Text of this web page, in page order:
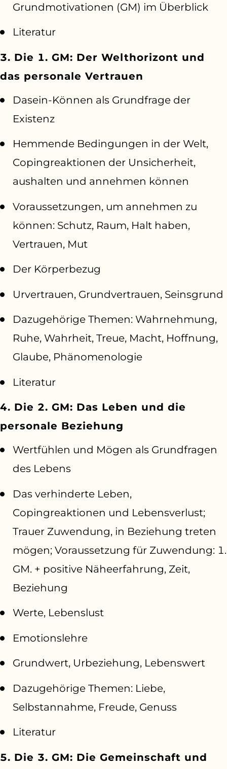
Grundmotivationen (GM) im Überblick
Literatur
3. Die 1. GM: Der Welthorizont und
das personale Vertrauen
Dasein-Können als Grundfrage der
Existenz
Hemmende Bedingungen in der Welt,
Copingreaktionen der Unsicherheit,
aushalten und annehmen können
Voraussetzungen, um annehmen zu
können: Schutz, Raum, Halt haben,
Vertrauen, Mut
Der Körperbezug
Urvertrauen, Grundvertrauen, Seinsgrund
Dazugehörige Themen: Wahrnehmung,
Ruhe, Wahrheit, Treue, Macht, Hoffnung,
Glaube, Phänomenologie
Literatur
4. Die 2. GM: Das Leben und die
personale Beziehung
Wertfühlen und Mögen als Grundfragen
des Lebens
Das verhinderte Leben,
Copingreaktionen und Lebensverlust;
Trauer Zuwendung, in Beziehung treten
mögen; Voraussetzung für Zuwendung: 1.
GM. + positive Näheerfahrung, Zeit,
Beziehung
Werte, Lebenslust
Emotionslehre
Grundwert, Urbeziehung, Lebenswert
Dazugehörige Themen: Liebe,
Selbstannahme, Freude, Genuss
Literatur
5. Die 3. GM: Die Gemeinschaft und